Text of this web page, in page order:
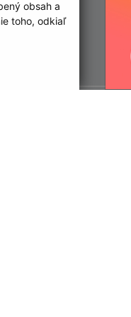
obsah a
toho, odkiaľ